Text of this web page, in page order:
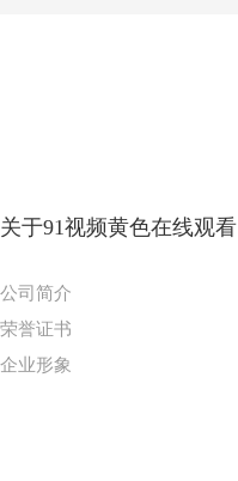
关于91视频黄色在线观看
公司简介
荣誉证书
企业形象